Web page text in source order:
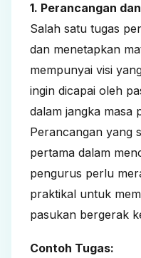
1. Perancangan
Salah satu tugas
dan menetapkan
mempunyai visi
ingin dicapai oleh
dalam jangka masa
Perancangan yang
pertama dalam
pengurus perlu
praktikal untuk
pasukan bergerak
Contoh Tugas: